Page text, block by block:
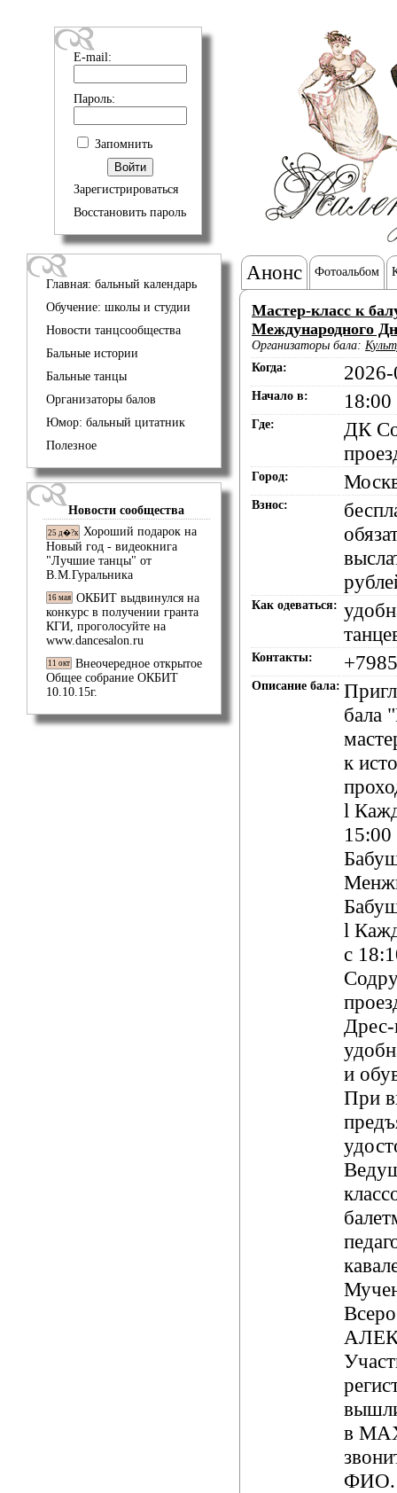
E-mail:
Пароль:
Запомнить
Зарегистрироваться
Восстановить пароль
Главная: бальный календарь
Обучение: школы и студии
Новости танцсообщества
Бальные истории
Бальные танцы
Организаторы балов
Юмор: бальный цитатник
Полезное
Новости сообщества
25 д�?к Хороший подарок на
Новый год - видеокнига
"Лучшие танцы" от
В.М.Гуральника
16 мая ОКБИТ выдвинулся на
конкурс в получении гранта
КГИ, проголосуйте на
www.dancesalon.ru
11 окт Внеочередное открытое
Общее собрание ОКБИТ
10.10.15г.
Анонс Фотоальбом
Мастер-класс к
Международного
Организаторы бала:
Когда:
Начало в: 18:00
Где:
ДК
Город:
Взнос:
Как одеваться:
Контакты:
Описание бала:
к
l
1 5:00
l
с
Дрес-
и
При
в
ФИО.